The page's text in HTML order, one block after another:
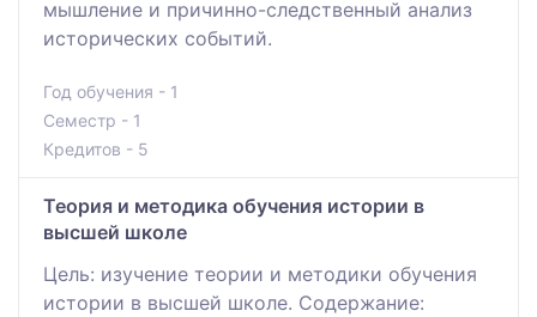
мышление и причинно-следственный анализ
исторических событий.
Год обучения - 1
Семестр - 1
Кредитов - 5
Теория и методика обучения истории в
высшей школе
Цель: изучение теории и методики обучения
истории в высшей школе. Содержание: